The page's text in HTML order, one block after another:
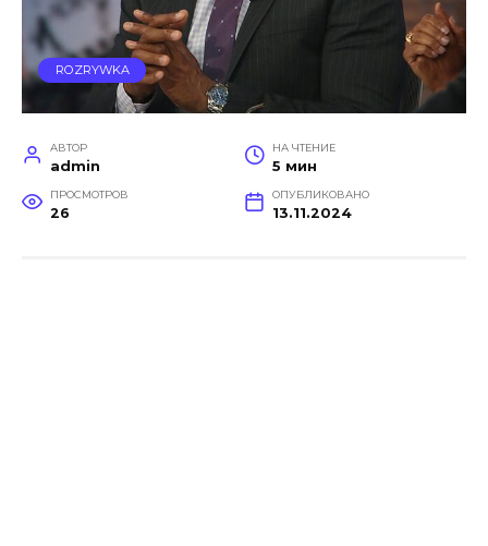
ROZRYWKA
АВТОР
admin
НА ЧТЕНИЕ
5 мин
ПРОСМОТРОВ
26
ОПУБЛИКОВАНО
13.11.2024